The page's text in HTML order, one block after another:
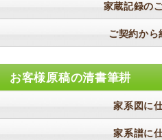
家蔵記録の
ご契約から
お客様原稿の清書筆耕
家系図に
家系譜に